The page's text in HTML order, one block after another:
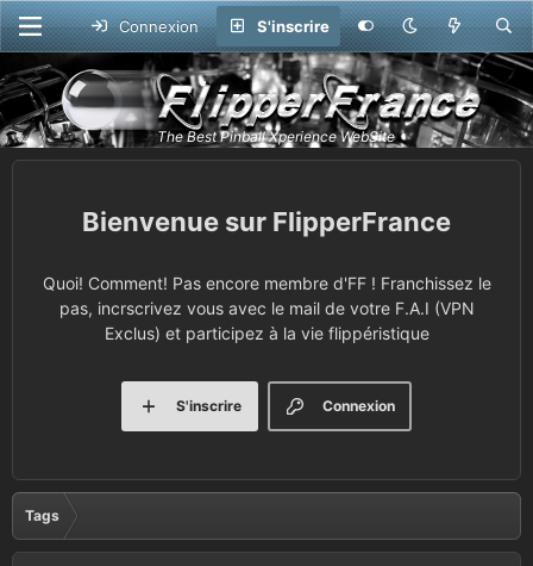
Connexion S'inscrire
FlipperFrance
Quoi! Comment! Pas encore membre d'FF ! Franchissez le
pas, incrscrivez vous avec le mail de votre F.A.I (VPN
Exclus) et participez à la vie flippéristique
Connexion
S'inscrire
Tags